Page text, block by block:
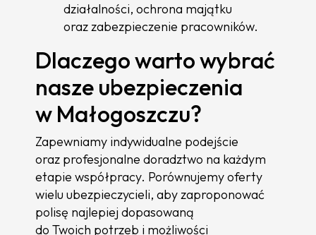
działalności, ochrona majątku
oraz zabezpieczenie pracowników.
Dlaczego warto wybrać
nasze ubezpieczenia
w Małogoszczu?
Zapewniamy indywidualne podejście
oraz profesjonalne doradztwo na każdym
etapie współpracy. Porównujemy oferty
wielu ubezpieczycieli, aby zaproponować
polisę najlepiej dopasowaną
do Twoich potrzeb i możliwości